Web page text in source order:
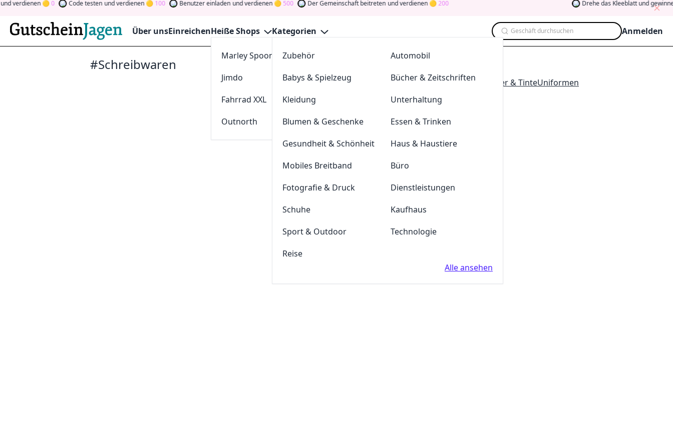
verdienen 0 Code testen und verdienen 100 Benutzer einladen und verdienen 500 Der Gemeinschaft beitreten und verdienen 200 Drehe das Kleeblatt und gewinne
Über unsEinreichenHeiße Shops
Marley Spoon
Jimdo
sportdeal24
Fahrrad XXL
Outnorth
Parkettkaiser
Kategorien
Zubehör
Automobil
Babys & Spielzeug
Bücher & Zeitschriften
Kleidung
Unterhaltung
Blumen & Geschenke
Essen & Trinken
Gesundheit & Schönheit
Haus & Haustiere
Mobiles Breitband
Büro
Fotografie & Druck
Dienstleistungen
Schuhe
Kaufhaus
Sport & Outdoor
Technologie
Reise
Alle ansehen
Geschäft durchsuchen Anmelden
#Schreibwaren
BüromöbelBürobedarf Drucker & TinteUniformen